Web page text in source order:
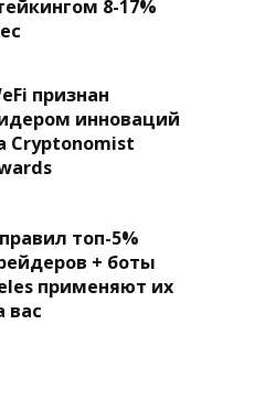
8-17%
признан
инноваций
Cryptonomist
топ-5%
+ боты
применяют их
вас